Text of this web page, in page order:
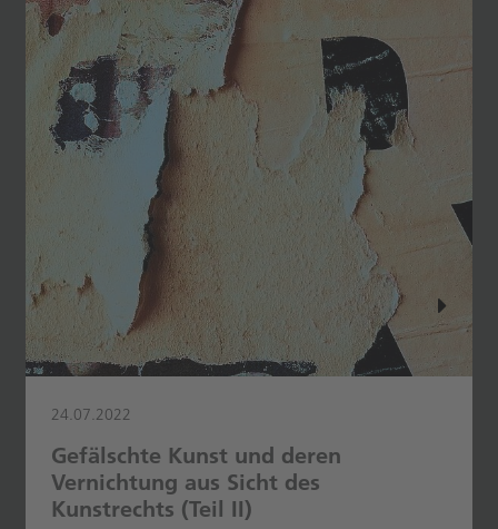
24.07.2022
Gefälschte Kunst und deren
Vernichtung aus Sicht des
Kunstrechts (Teil II)